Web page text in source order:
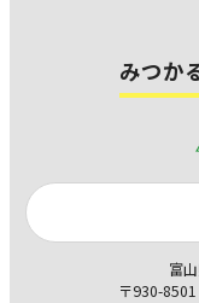
みつか
富
〒930-